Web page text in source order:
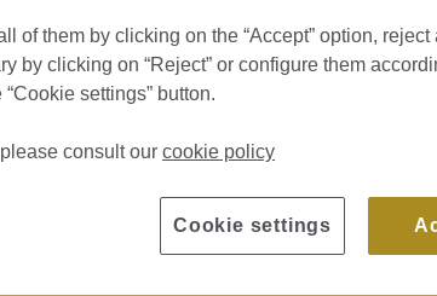
of them by clicking on the “Accept” option, reject
by clicking on “Reject” or configure them
settings” button.
consult our cookie policy
Cookie settings